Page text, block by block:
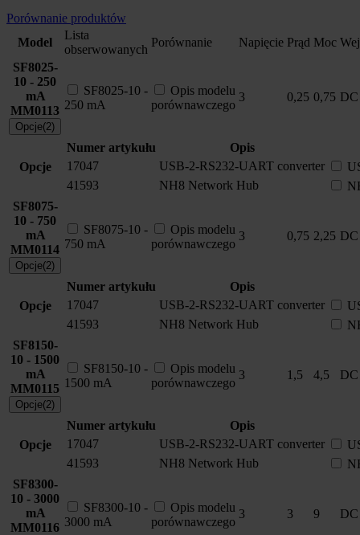
Porównanie produktów
Model
Lista
obserwowanych
Porównanie Napięcie Prąd Moc
SF8025-
10 - 250
mA
MM0113
Opcje(2)
SF8025-10 -
250 mA
Opis modelu
porównawczego
3 0,25 0,75 DC
Opcje
Numer artykułu
Opis
17047
USB-2-RS232-UART converter
41593
NH8 Network Hub
SF8075-
10 - 750
mA
MM0114
Opcje(2)
SF8075-10 -
750 mA
Opis modelu
porównawczego
3 0,75 2,25 DC
Opcje
Numer artykułu
Opis
17047
USB-2-RS232-UART converter
41593
NH8 Network Hub
SF8150-
10 - 1500
mA
MM0115
Opcje(2)
SF8150-10 -
1500 mA
Opis modelu
porównawczego
3 1,5 4,5 DC
Opcje
Numer artykułu
Opis
17047
USB-2-RS232-UART converter
41593
NH8 Network Hub
SF8300-
10 - 3000
mA
MM0116
SF8300-10 -
3000 mA
Opis modelu
porównawczego
3 3 9 DC